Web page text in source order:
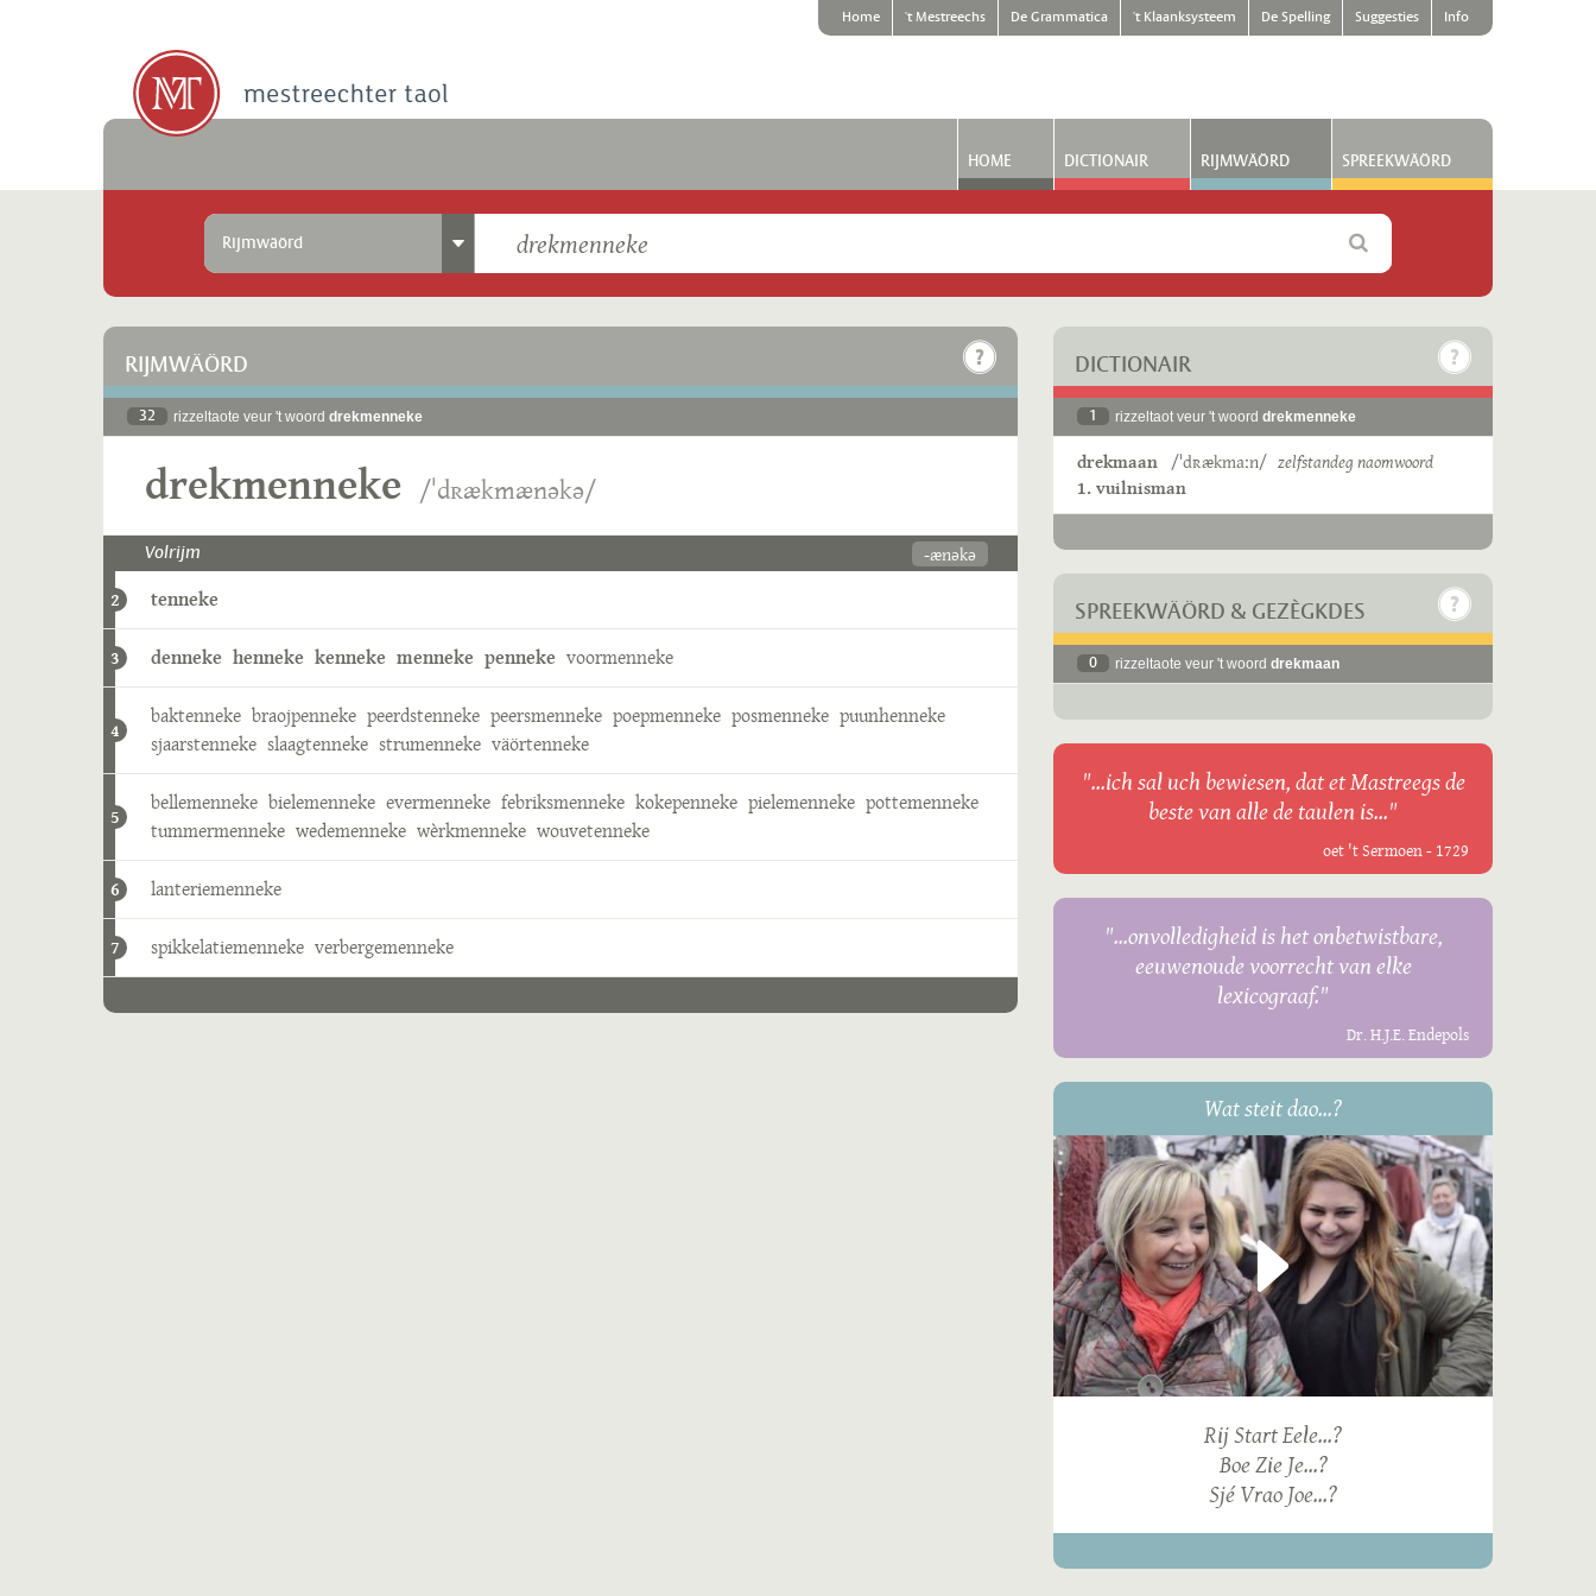
Home 't Mestreechs De Grammatica 't Klaanksysteem De Spelling Suggesties Info
HOME DICTIONAIR RIJMWÄÖRD SPREEKWÄÖRD
Rijmwäörd
RIJMWÄÖRD
32 rizzeltaote veur 't woord drekmenneke
drekmenneke /ˈdʀækmænəkə/
Volrijm -ænəkə
2 tenneke
3 denneke henneke kenneke menneke penneke voormenneke
4
baktenneke braojpenneke peerdstenneke peersmenneke poepmenneke posmenneke puunhenneke
sjaarstenneke slaagtenneke strumenneke väörtenneke
5
bellemenneke bielemenneke evermenneke febriksmenneke kokepenneke pielemenneke pottemenneke
tummermenneke wedemenneke wèrkmenneke wouvetenneke
6 lanteriemenneke
7 spikkelatiemenneke verbergemenneke
DICTIONAIR
1 rizzeltaot veur 't woord drekmenneke
drekmaan /ˈdʀækmaːn/ zelfstandeg naomwoord
1. vuilnisman
SPREEKWÄÖRD & GEZÈGKDES
0 rizzeltaote veur 't woord drekmaan
"...ich sal uch bewiesen, dat et Mastreegs de
beste van alle de taulen is..."
oet 't Sermoen - 1729
"...onvolledigheid is het onbetwistbare,
eeuwenoude voorrecht van elke
lexicograaf."
Dr. H.J.E. Endepols
Wat steit dao...?
Rij Start Eele...?
Boe Zie Je...?
Sjé Vrao Joe...?